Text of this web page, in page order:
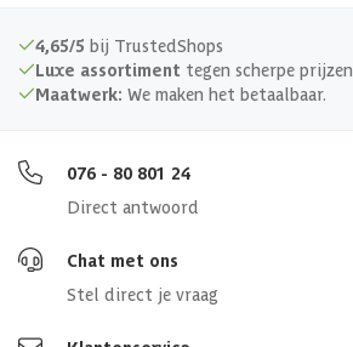
4,65/5 bij TrustedShops
Luxe assortiment tegen scherpe prijzen
Maatwerk: We maken het betaalbaar.
076 - 80 801 24
Direct antwoord
Chat met ons
Stel direct je vraag